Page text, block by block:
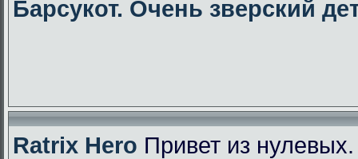
Барсукот. Очень зверский
Ratrix Hero Привет из